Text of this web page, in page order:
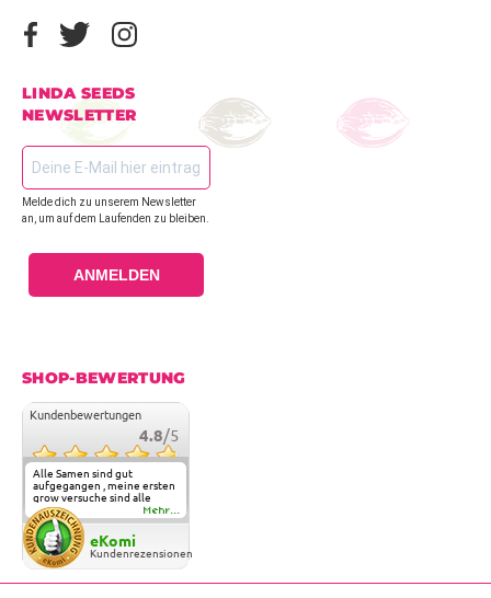
LINDA SEEDS
NEWSLETTER
Melde dich zu unserem Newsletter
an, um auf dem Laufenden zu bleiben.
ANMELDEN
SHOP-BEWERTUNG
Kundenbewertungen
4.8/5
Alle Samen sind gut
aufgegangen , meine ersten
grow versuche sind alle
geglückt. Die Sorten und
Anbieter Vielfalt
überzeugen sehr . Werde
wohl immer hier bestellen !
Mehr...
eKomi
Kundenrezensionen